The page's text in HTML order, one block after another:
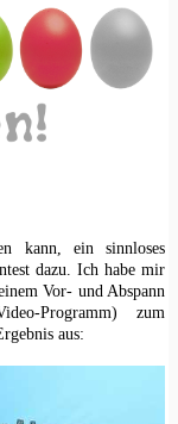
kann, ein sinnloses
dazu. Ich habe mir
Vor- und Abspann
Programm) zum
aus: